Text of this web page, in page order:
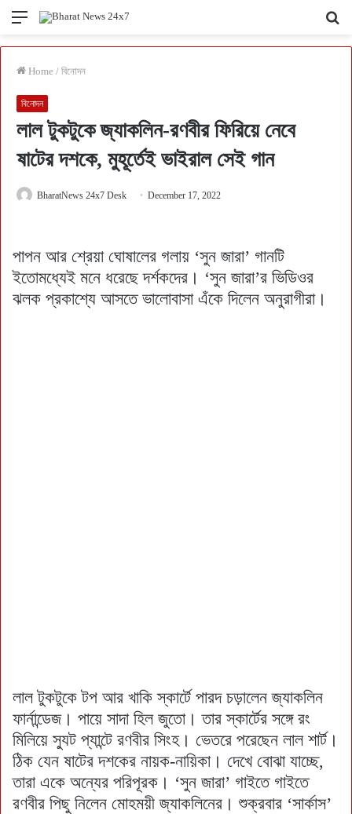
Menu
Home / বিনোদন
বিনোদন
লাল টুকটুকে জ্যাকলিন-রণবীর ফিরিয়ে নেবে
ষাটের দশকে, মুহূর্তেই ভাইরাল সেই গান
BharatNews 24x7 Desk December 17, 2022
পাপন আর শ্রেয়া ঘোষালের গলায় ‘সুন জারা’ গানটি
ইতোমধ্যেই মনে ধরেছে দর্শকদের। ‘সুন জারা’র ভিডিওর
ঝলক প্রকাশ্যে আসতে ভালোবাসা এঁকে দিলেন অনুরাগীরা।
লাল টুকটুকে টপ আর খাকি স্কার্টে পারদ চড়ালেন জ্যাকলিন
ফার্নান্ডেজ। পায়ে সাদা হিল জুতো। তার স্কার্টের সঙ্গে রং
মিলিয়ে স্যুট প্যান্টে রণবীর সিংহ। ভেতরে পরেছেন লাল শার্ট।
ঠিক যেন ষাটের দশকের নায়ক-নায়িকা। দেখে বোঝা যাচ্ছে,
তারা একে অন্যের পরিপূরক। ‘সুন জারা’ গাইতে গাইতে
রণবীর পিছু নিলেন মোহময়ী জ্যাকলিনের। শুক্রবার ‘সার্কাস’